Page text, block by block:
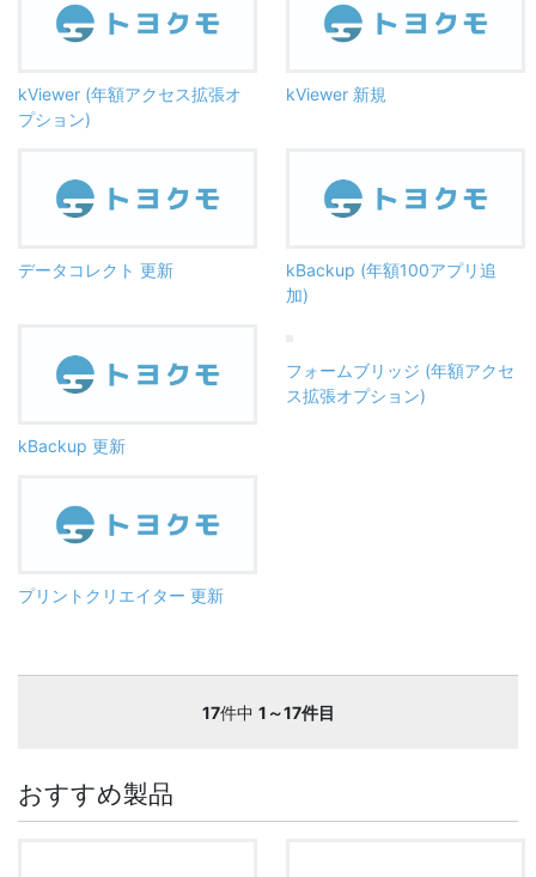
kViewer (年額アクセス拡張オ
プション)
kViewer 新規
データコレクト 更新
kBackup (年額100アプリ追
加)
kBackup 更新
フォームブリッジ (年額アクセ
ス拡張オプション)
プリントクリエイター 更新
17件中 1～17件目
おすすめ製品